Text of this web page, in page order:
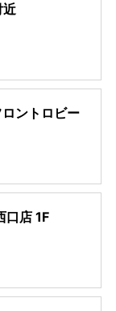
近
ントロビー
口店 1F